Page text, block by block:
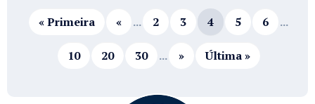
« Primeira « ... 2 3 4 5 6 ...
10 20 30 ... » Última »